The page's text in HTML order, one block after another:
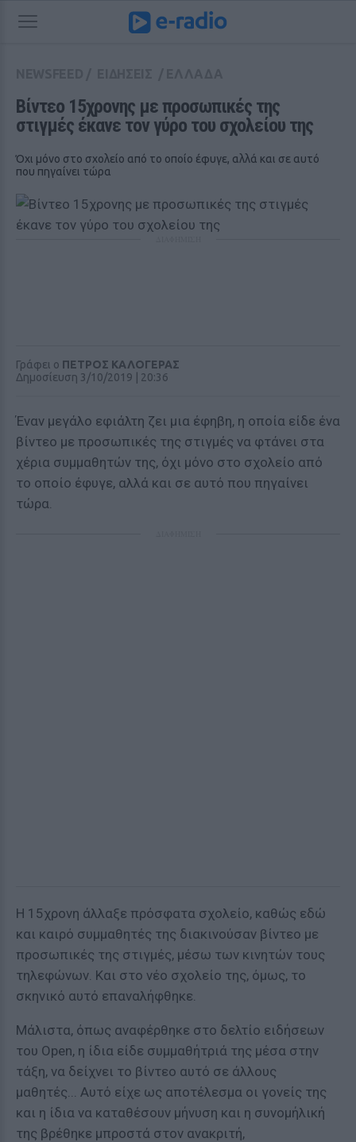
Βίντεο 15χρονης με προσωπικές της
στιγμές έκανε τον γύρο του σχολείου της
Όχι μόνο στο σχολείο από το οποίο έφυγε, αλλά και σε αυτό
που πηγαίνει τώρα
Γράφει ο ΠΕΤΡΟΣ ΚΑΛΟΓΕΡΑΣ
Δημοσίευση 3/10/2019 | 20:36
Έναν μεγάλο εφιάλτη ζει μια έφηβη, η οποία είδε ένα
βίντεο με προσωπικές της στιγμές να φτάνει στα
χέρια συμμαθητών της, όχι μόνο στο σχολείο από
το οποίο έφυγε, αλλά και σε αυτό που πηγαίνει
τώρα.
Η 15χρονη άλλαξε πρόσφατα σχολείο, καθώς εδώ
και καιρό συμμαθητές της διακινούσαν βίντεο με
προσωπικές της στιγμές, μέσω των κινητών τους
τηλεφώνων. Και στο νέο σχολείο της, όμως, το
σκηνικό αυτό επαναλήφθηκε.
Μάλιστα, όπως αναφέρθηκε στο δελτίο ειδήσεων
του Open, η ίδια είδε συμμαθήτριά της μέσα στην
τάξη, να δείχνει το βίντεο αυτό σε άλλους
μαθητές... Αυτό είχε ως αποτέλεσμα οι γονείς της
και η ίδια να καταθέσουν μήνυση και η συνομήλική
της βρέθηκε μπροστά στον ανακριτή,